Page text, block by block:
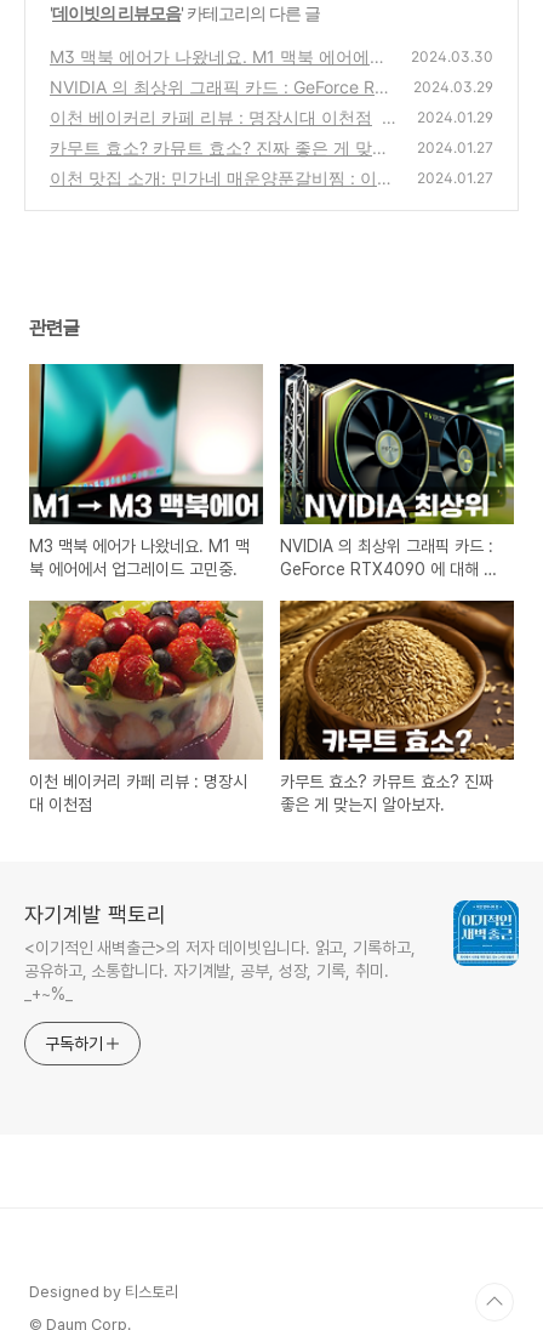
'데이빗의 리뷰모음' 카테고리의 다른 글
M3 맥북 에어가 나왔네요. M1 맥북 에어에서
업그레이드 고민중.
(27)
2024.03.30
NVIDIA 의 최상위 그래픽 카드 : GeForce RTX
4090 에 대해 알아보자.
(25)
2024.03.29
이천 베이커리 카페 리뷰 : 명장시대 이천점
(4
4)
2024.01.29
카무트 효소? 카뮤트 효소? 진짜 좋은 게 맞는
지 알아보자.
(30)
2024.01.27
이천 맛집 소개: 민가네 매운양푼갈비찜 : 이천
2024.01.27
관련글
M3 맥북 에어가 나왔네요. M1 맥
북 에어에서 업그레이드 고민중.
NVIDIA 의 최상위 그래픽 카드 :
GeForce RTX4090 에 대해 알
이천 베이커리 카페 리뷰 : 명장시
대 이천점
카무트 효소? 카뮤트 효소? 진짜
좋은 게 맞는지 알아보자.
자기계발 팩토리
<이기적인 새벽출근>의 저자 데이빗입니다. 읽고, 기록하고,
공유하고, 소통합니다. 자기계발, 공부, 성장, 기록, 취미.
_+~%_
구독하기
Designed by 티스토리
© Daum Corp.